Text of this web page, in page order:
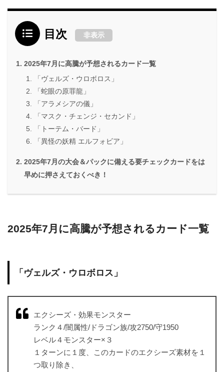
目次 非表示
2025年7月に高騰が予想されるカード一覧
「ヴェルズ・ウロボロス」
「蛇眼の原罪龍」
「アラメシアの儀」
「マスク・チェンジ・セカンド」
「トーテム・バード」
「異怪の妖精 エルフォビア」
2025年7月の大会＆パックに備える要チェックカードをは
早めに押さえておくべき！
2025年7月に高騰が予想されるカード一覧
「ヴェルズ・ウロボロス」
エクシーズ・効果モンスター
ランク４/闇属性/ドラゴン族/攻2750/守1950
レベル４モンスター×３
１ターンに１度、このカードのエクシーズ素材を１
つ取り除き、